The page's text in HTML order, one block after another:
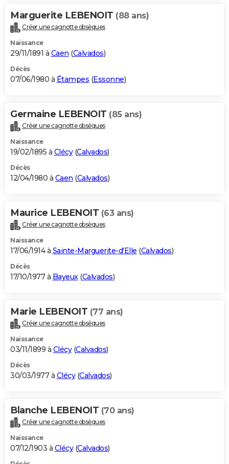
Marguerite LEBENOIT (88 ans)
Créer une cagnotte obsèques
Naissance
29/11/1891 à Caen (Calvados)
Décès
07/06/1980 à Étampes (Essonne)
Germaine LEBENOIT (85 ans)
Créer une cagnotte obsèques
Naissance
19/02/1895 à Clécy(Calvados)
Décès
12/04/1980 à Caen (Calvados)
Maurice LEBENOIT (63 ans)
Créer une cagnotte obsèques
Naissance
17/06/1914 à Sainte-Marguerite-d'Elle (Calvados)
Décès
17/10/1977 à Bayeux(Calvados)
Marie LEBENOIT (77 ans)
Créer une cagnotte obsèques
Naissance
03/11/1899 à Clécy(Calvados)
Décès
30/03/1977 à Clécy(Calvados)
Blanche LEBENOIT (70 ans)
Créer une cagnotte obsèques
Naissance
07/12/1903 à Clécy(Calvados)